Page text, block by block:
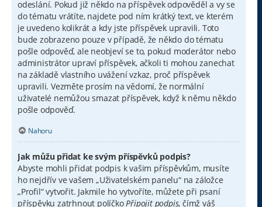
odeslání. Pokud již někdo na příspěvek odpověděl a vy se
do tématu vrátíte, najdete pod ním krátký text, ve kterém
je uvedeno kolikrát a kdy jste příspěvek upravili. Toto
bude zobrazeno pouze v případě, že někdo do tématu
pošle odpověď, ale neobjeví se to, pokud moderátor nebo
administrátor upraví příspěvek, ačkoli ti mohou zanechat
na základě vlastního uvážení vzkaz, proč příspěvek
upravili. Vezměte prosím na vědomí, že normální
uživatelé nemůžou smazat příspěvek, když k němu někdo
pošle odpověď.
Nahoru
Jak můžu přidat ke svým příspěvků podpis?
Abyste mohli přidat podpis k vašim příspěvkům, musíte
ho nejdřív ve vašem „Uživatelském panelu“ na záložce
„Profil“ vytvořit. Jakmile ho vytvoříte, můžete při psaní
příspěvku zatrhnout políčkoPřipojit podpis, čímž váš